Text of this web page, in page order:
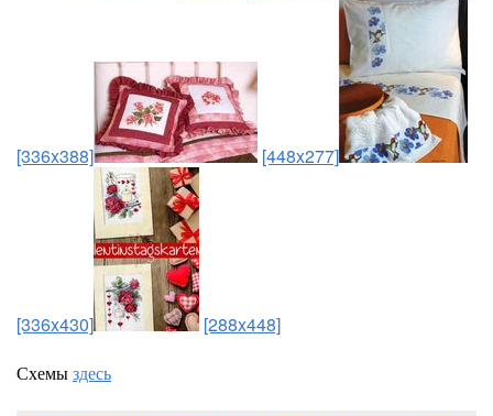
[336x388] [448x277]
[336x430]
[288x448]
Схемыздесь